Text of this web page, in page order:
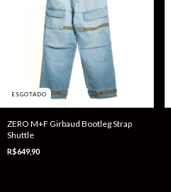
ESGOTADO
ZERO M+F Girbaud Bootleg Strap
Shuttle
R$649,90